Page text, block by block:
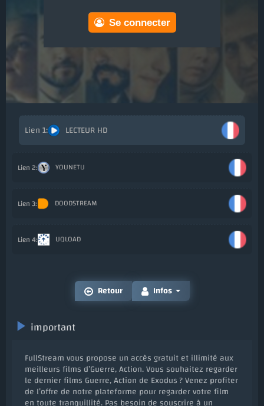
Se connecter
LECTEUR HD
YOUNETU
DOODSTREAM
UQLOAD
Retour Infos
important
FullStream vous propose un accès gratuit et illimité aux
meilleurs films d’Guerre, Action. Vous souhaitez regarder
le dernier films Guerre, Action de Exodus ? Venez profiter
de l’offre de notre plateforme pour regarder votre film